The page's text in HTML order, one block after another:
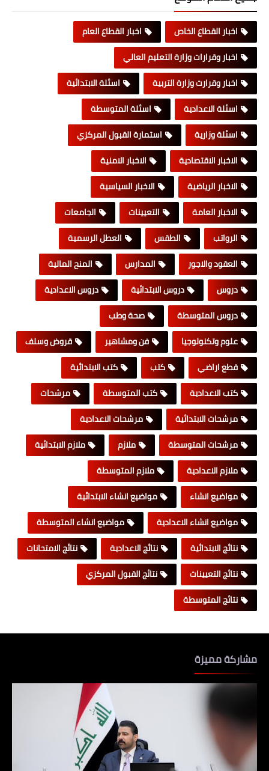
اخبار القطاع الخاص
اخبار القطاع العام
اخبار وقرارات وزارة التعليم العالي
اخبار وقرارت وزارة التربية
اسئلة الابتدائية
اسئلة الاعدادية
اسئلة المتوسطة
اسئلة وزارية
استمارة القبول المركزي
الاخبار الاقتصادية
الاخبار الامنية
الاخبار الرياضية
الاخبار السياسية
الاخبار العامة
التعيينات
الجامعات
الرواتب
الطقس
العطل الرسمية
العقود والاجور
المدارس
المنح المالية
دروس
دروس الابتدائية
دروس الاعدادية
دروس المتوسطة
صحة وطب
علوم وتكنولوجيا
فن ومشاهير
قروض وسلف
قطع اراضي
كتب
كتب الابتدائية
كتب الاعدادية
كتب المتوسطة
مرشحات
مرشحات الابتدائية
مرشحات الاعدادية
مرشحات المتوسطة
ملازم
ملازم الابتدائية
ملازم الاعدادية
ملازم المتوسطة
مواضيع انشاء
مواضيع انشاء الابتدائية
مواضيع انشاء الاعدادية
مواضيع انشاء المتوسطة
نتائج الابتدائية
نتائج الاعدادية
نتائج الامتحانات
نتائج التعيينات
نتائج القبول المركزي
نتائج المتوسطة
مشاركة مميزة